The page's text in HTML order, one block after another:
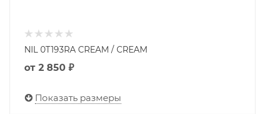
NIL 0T193RA CREAM / CREAM
от 2 850 ₽
Показать размеры